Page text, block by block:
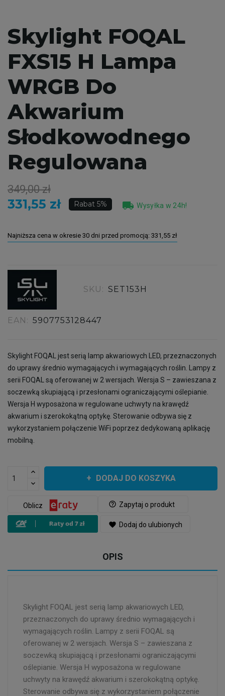
Skylight FOQAL
FXS15 H Lampa
WRGB Do
Akwarium
Słodkowodnego
Regulowana
349,00 zł
331,55 zł Rabat 5% local_shipping Wysyłka w 24h!
Najniższa cena w okresie 30 dni przed promocją: 331,55 zł
SKU: SET153H
EAN: 5907753128447
Skylight FOQAL jest serią lamp akwariowych LED, przeznaczonych
do uprawy średnio wymagających i wymagających roślin. Lampy z
serii FOQAL są oferowanej w 2 wersjach. Wersja S – zawieszana z
soczewką skupiającą i przesłonami ograniczającymi oślepianie.
Wersja H wyposażona w regulowane uchwyty na krawędź
akwarium i szerokokątną optykę. Sterowanie odbywa się z
wykorzystaniem połączenie WiFi poprzez dedykowaną aplikację
mobilną.
DODAJ DO KOSZYKA
help_outline Zapytaj o produkt
Oblicz
favorite Dodaj do ulubionych
OPIS
Skylight FOQAL jest serią lamp akwariowych LED,
przeznaczonych do uprawy średnio wymagających i
wymagających roślin. Lampy z serii FOQAL są
oferowanej w 2 wersjach. Wersja S – zawieszana z
soczewką skupiającą i przesłonami ograniczającymi
oślepianie. Wersja H wyposażona w regulowane
uchwyty na krawędź akwarium i szerokokątną optykę.
Sterowanie odbywa się z wykorzystaniem połączenie